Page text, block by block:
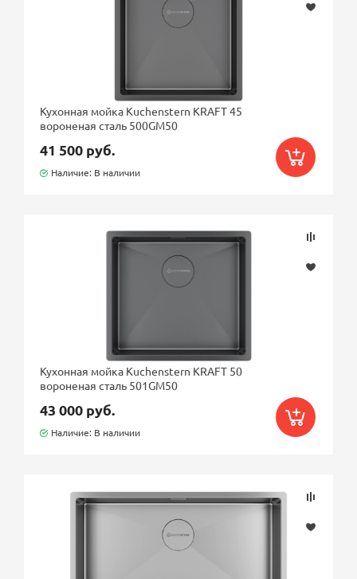
Кухонная мойка Kuchenstern KRAFT 45
вороненая сталь 500GM50
41 500 руб.
Наличие: В наличии
Кухонная мойка Kuchenstern KRAFT 50
вороненая сталь 501GM50
43 000 руб.
Наличие: В наличии